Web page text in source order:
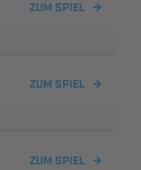
ZUM SPIEL
ZUM SPIEL
ZUM SPIEL